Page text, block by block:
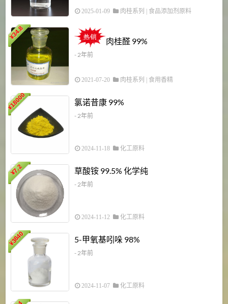
2025-01-09 肉桂系列 食品添加剂原料
¥
34.8
肉桂醛 99%
- 2年前
2021-07-20 肉桂系列 食用香精
¥
18000 氯诺昔康 99%
- 2年前
2024-11-18 化工原料
¥
7.2 草酸铵 99.5% 化学纯
- 2年前
2024-11-12 化工原料
¥
3840 5-甲氧基吲哚 98%
- 2年前
2024-11-07 化工原料